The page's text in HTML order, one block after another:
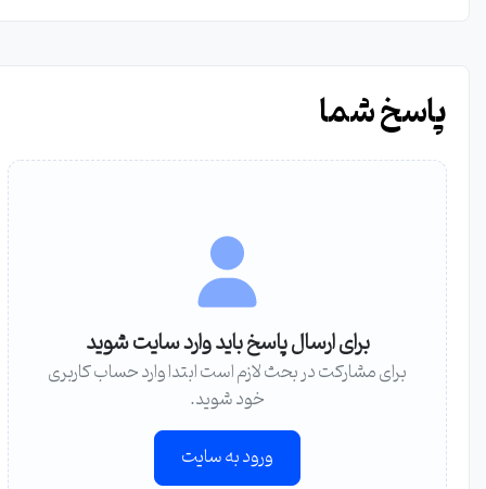
پاسخ شما
برای ارسال پاسخ باید وارد سایت شوید
برای مشارکت در بحث لازم است ابتدا وارد حساب کاربری
خود شوید.
ورود به سایت